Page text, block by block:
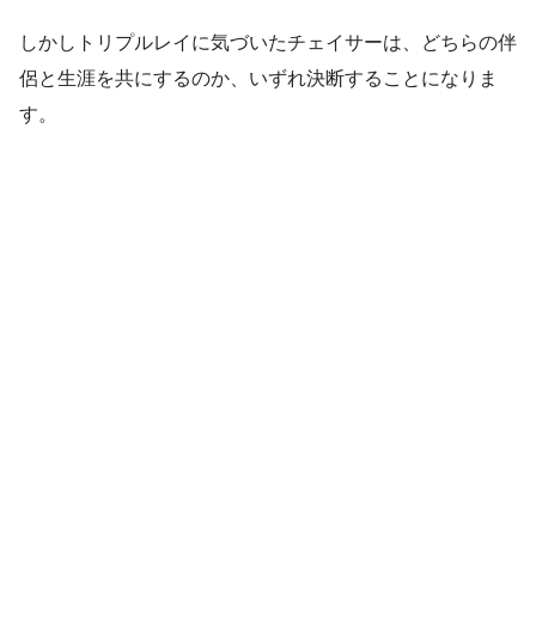
しかしトリプルレイに気づいたチェイサーは、どちらの伴
侶と生涯を共にするのか、いずれ決断することになりま
す。